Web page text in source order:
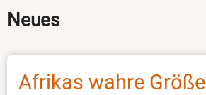
Neues
Afrikas wahre Größe